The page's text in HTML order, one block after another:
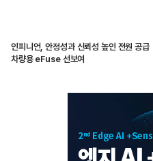
인피니언, 안정성과 신뢰성 높인 전원 공급
차량용 eFuse 선보여